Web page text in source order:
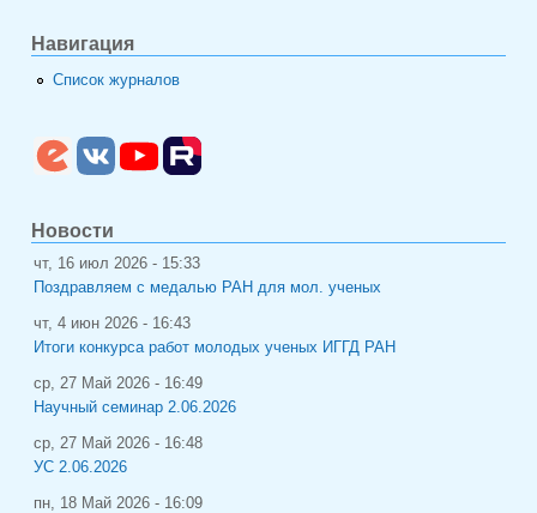
Навигация
Список журналов
Новости
чт, 16 июл 2026 - 15:33
Поздравляем с медалью РАН для мол. ученых
чт, 4 июн 2026 - 16:43
Итоги конкурса работ молодых ученых ИГГД РАН
ср, 27 Май 2026 - 16:49
Научный семинар 2.06.2026
ср, 27 Май 2026 - 16:48
УС 2.06.2026
пн, 18 Май 2026 - 16:09